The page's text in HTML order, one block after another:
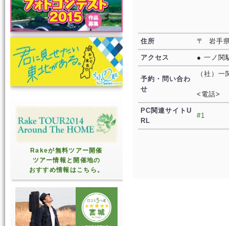
Rakeが無料ツアー開催
ツアー情報と開催地の
おすすめ情報はこちら。
住所 〒 岩手
アクセス ● 一ノ関
予約・問い合わ
せ
（社）
<電話>
PC関連サイトU
RL
#1